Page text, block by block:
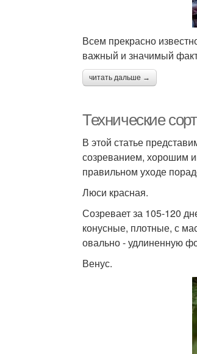
Всем прекрасно
важный и значимый
читать дальше →
Технические
В этой статье
созреванием, хорошим
правильном уходе
Люси красная.
Созревает за 105-120
конусные, плотные, с
овально - удлиненную
Венус.